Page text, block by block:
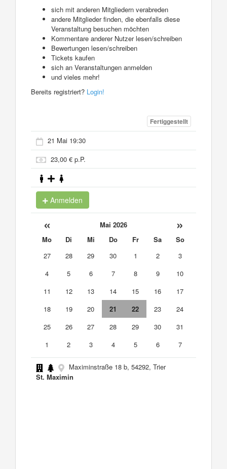
sich mit anderen Mitgliedern verabreden
andere Mitglieder finden, die ebenfalls diese
Veranstaltung besuchen möchten
Kommentare anderer Nutzer lesen/schreiben
Bewertungen lesen/schreiben
Tickets kaufen
sich an Veranstaltungen anmelden
und vieles mehr!
Bereits registriert? Login!
Fertiggestellt
21 Mai 19:30
23,00 € p.P.
Anmelden
« Mai 2026 »
Mo Di Mi Do Fr Sa
So
27
28 29 30 1 2
3
4
5 6 7 8 9
10
11
12 13 14 15 16
17
18
19 20 21 22 23
24
25
26 27 28 29 30
31
1
2 3 4 5 6 7
Maximinstraße 18 b, 54292, Trier
St. Maximin